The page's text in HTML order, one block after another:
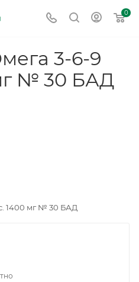
0
3-6-9
№ 30 БАД
1400 мг № 30 БАД